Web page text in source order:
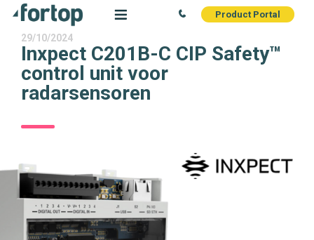
Product Portal
29/10/2024
Inxpect C201B-C CIP Safety™
control unit voor
radarsensoren